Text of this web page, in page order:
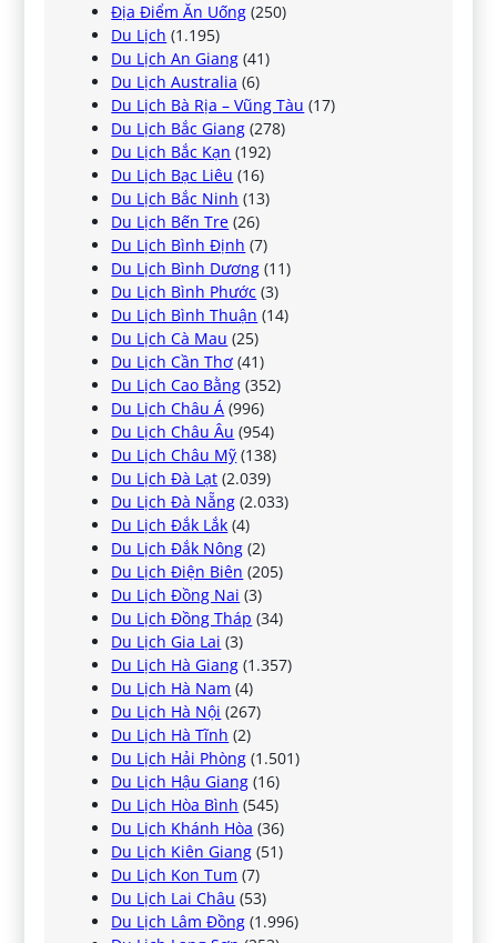
Địa Điểm Ăn Uống (250)
Du Lịch (1.195)
Du Lịch An Giang (41)
Du Lịch Australia (6)
Du Lịch Bà Rịa – Vũng Tàu (17)
Du Lịch Bắc Giang (278)
Du Lịch Bắc Kạn (192)
Du Lịch Bạc Liêu (16)
Du Lịch Bắc Ninh (13)
Du Lịch Bến Tre (26)
Du Lịch Bình Định (7)
Du Lịch Bình Dương (11)
Du Lịch Bình Phước (3)
Du Lịch Bình Thuận (14)
Du Lịch Cà Mau (25)
Du Lịch Cần Thơ (41)
Du Lịch Cao Bằng (352)
Du Lịch Châu Á (996)
Du Lịch Châu Âu (954)
Du Lịch Châu Mỹ (138)
Du Lịch Đà Lạt (2.039)
Du Lịch Đà Nẵng (2.033)
Du Lịch Đắk Lắk (4)
Du Lịch Đắk Nông (2)
Du Lịch Điện Biên (205)
Du Lịch Đồng Nai (3)
Du Lịch Đồng Tháp (34)
Du Lịch Gia Lai (3)
Du Lịch Hà Giang (1.357)
Du Lịch Hà Nam (4)
Du Lịch Hà Nội (267)
Du Lịch Hà Tĩnh (2)
Du Lịch Hải Phòng (1.501)
Du Lịch Hậu Giang (16)
Du Lịch Hòa Bình (545)
Du Lịch Khánh Hòa (36)
Du Lịch Kiên Giang (51)
Du Lịch Kon Tum (7)
Du Lịch Lai Châu (53)
Du Lịch Lâm Đồng (1.996)